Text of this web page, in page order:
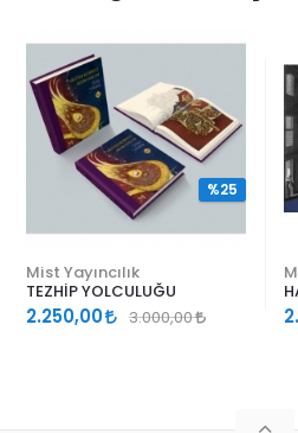
Mist Yayıncılık
TEZHİP YOLCULUĞU
2.250,00 3.000,00
%25